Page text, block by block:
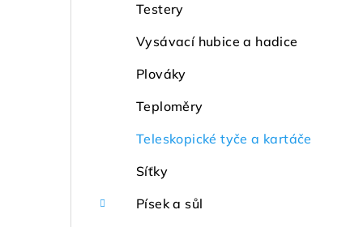
Testery
Vysávací hubice a hadice
Plováky
Teploměry
Teleskopické tyče a kartáče
Síťky
Písek a sůl